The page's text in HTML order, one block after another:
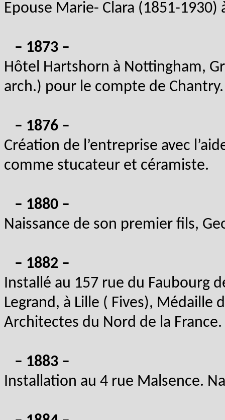
Epouse Marie- Clara (1851-
– 1873 –
Hôtel Hartshorn à Nottingham,
arch.) pour le compte de Chantry.
– 1876 –
Création de l’entreprise avec
comme stucateur et céramiste.
– 1880 –
Naissance de son premier fils,
– 1882 –
Installé au 157 rue du Faubourg
Legrand, à Lille ( Fives), Médaille
Architectes du Nord de la France.
– 1883 –
Installation au 4 rue Malsence.